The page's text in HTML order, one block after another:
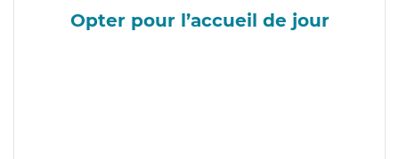
Opter pour l’accueil de jour